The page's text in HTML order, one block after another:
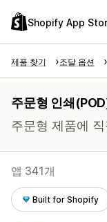
Shopify App
제품 찾기 조달 옵션
주문형 인쇄
주문형 제품에
앱 341개
Built for Shopify